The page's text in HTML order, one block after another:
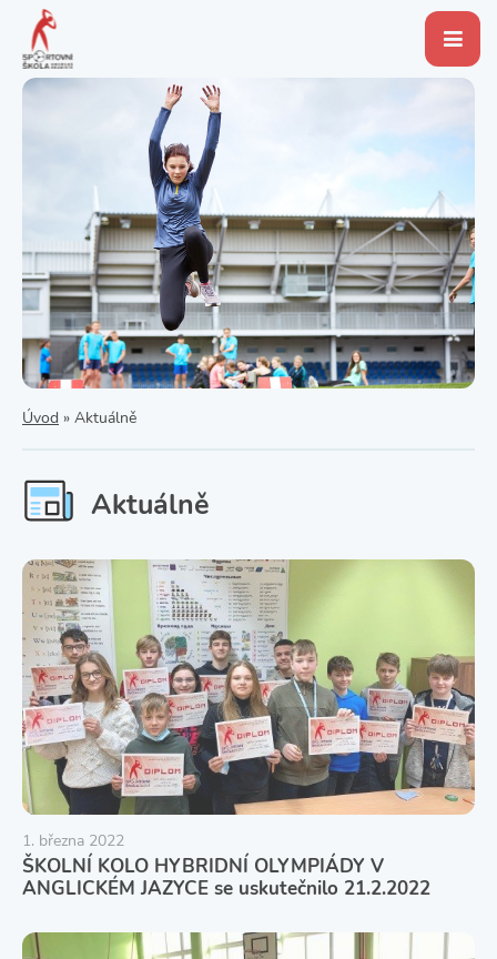
Úvod » Aktuálně
Aktuálně
1. března 2022
ŠKOLNÍ KOLO HYBRIDNÍ OLYMPIÁDY V
ANGLICKÉM JAZYCE se uskutečnilo 21.2.2022